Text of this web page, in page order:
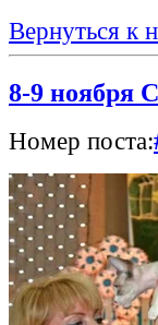
Вернуться к
8-9 ноября
Номер поста: